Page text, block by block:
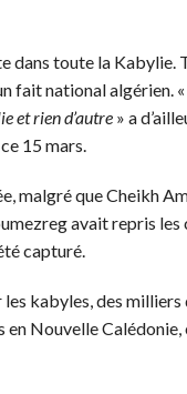
dans toute la
fait national algérien. «
et rien d’autre » a
15 mars.
malgré que Cheikh
avait repris
capturé.
kabyles, des
Nouvelle Calédonie,